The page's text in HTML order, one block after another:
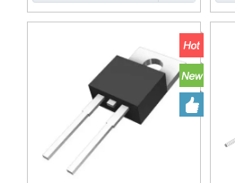
стеклом и быстрым